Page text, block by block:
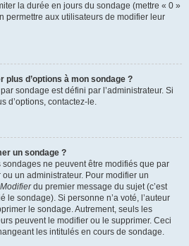
la durée en jours du sondage (mettre « 0 »
permettre aux utilisateurs de modifier leur
plus d’options à mon sondage ?
sondage est défini par l’administrateur. Si
d’options, contactez-le.
un sondage ?
ne peuvent être modifiés que par
ou un administrateur. Pour modifier un
Modifierdu premier message du sujet (c’est
le sondage). Si personne n’a voté, l’auteur
le sondage. Autrement, seuls les
peuvent le modifier ou le supprimer. Ceci
les intitulés en cours de sondage.